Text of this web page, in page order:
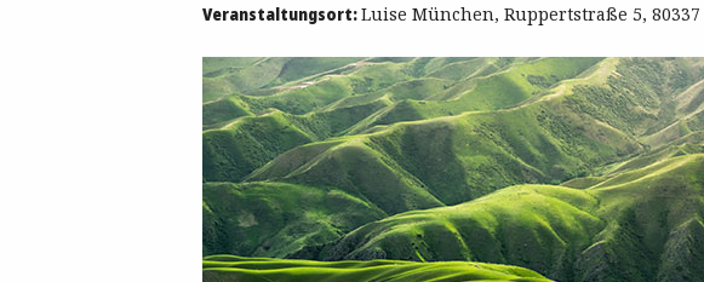
Veranstaltungsort:Luise München, Ruppertstraße 5,